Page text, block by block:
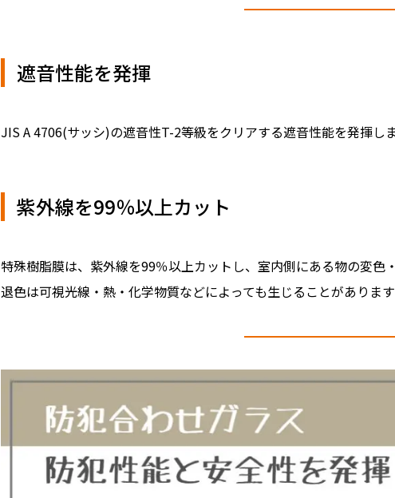
遮音性能を発揮
JIS A 4706(サッシ)の遮音性T-2等級をクリアする遮音性能を発揮し
紫外線を99％以上カット
特殊樹脂膜は、紫外線を99％以上カットし、室内側にある物の変
退色は可視光線・熱・化学物質などによっても生じることがありま